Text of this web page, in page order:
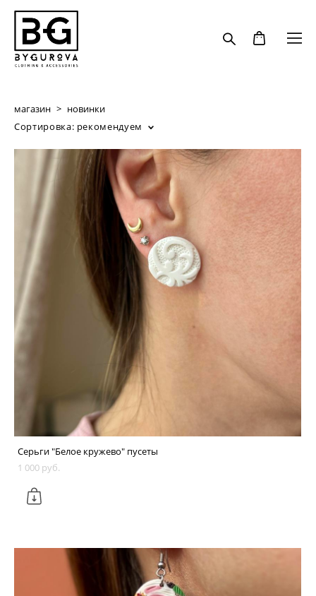
магазин > новинки
Сортировка: рекомендуем
Серьги "Белое кружево" пусеты
1 000 pуб.